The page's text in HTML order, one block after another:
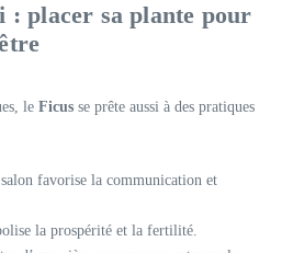
: placer sa plante pour
le Ficus se prête aussi à des pratiques
favorise la communication et
la prospérité et la fertilité.